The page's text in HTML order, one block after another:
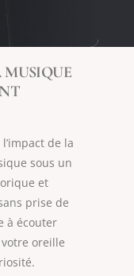
MUSIQUE
de la
sous un
et
prise de
à écouter
oreille